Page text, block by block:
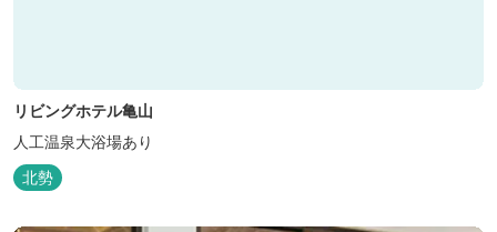
リビングホテル亀山
人工温泉大浴場あり
北勢